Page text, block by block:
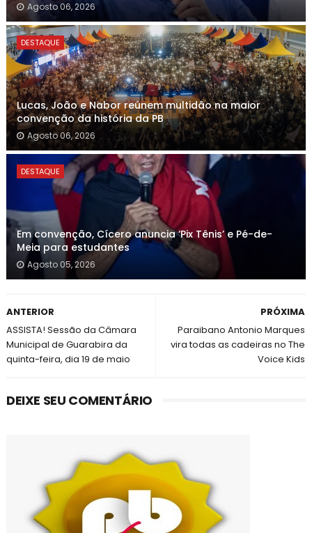
Agosto 06, 2026
DESTAQUE
Lucas, João e Nabor reúnem multidão na maior
convenção da história da PB
Agosto 06, 2026
DESTAQUE
Em convenção, Cícero anuncia ‘Pix Tênis’ e Pé-de-
Meia para estudantes
Agosto 05, 2026
PRÓXIMA
Paraibano Antonio Marques
vira todas as cadeiras no The
Voice Kids
ANTERIOR
ASSISTA! Sessão da Câmara
Municipal de Guarabira da
quinta-feira, dia 19 de maio
DEIXE SEU COMENTÁRIO